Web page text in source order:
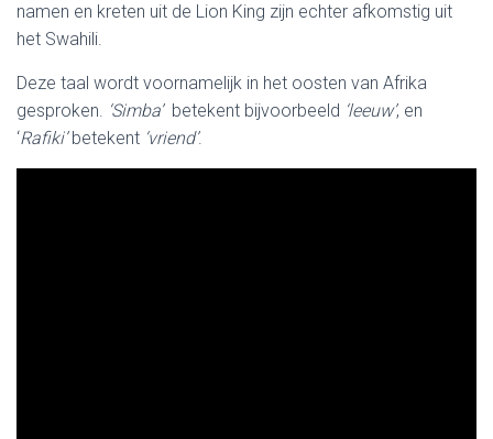
namen en kreten uit de Lion King zijn echter afkomstig uit
het Swahili.
Deze taal wordt voornamelijk in het oosten van Afrika
gesproken. ‘Simba’betekent bijvoorbeeld ‘leeuw’, en
‘Rafiki’ betekent ‘vriend’.